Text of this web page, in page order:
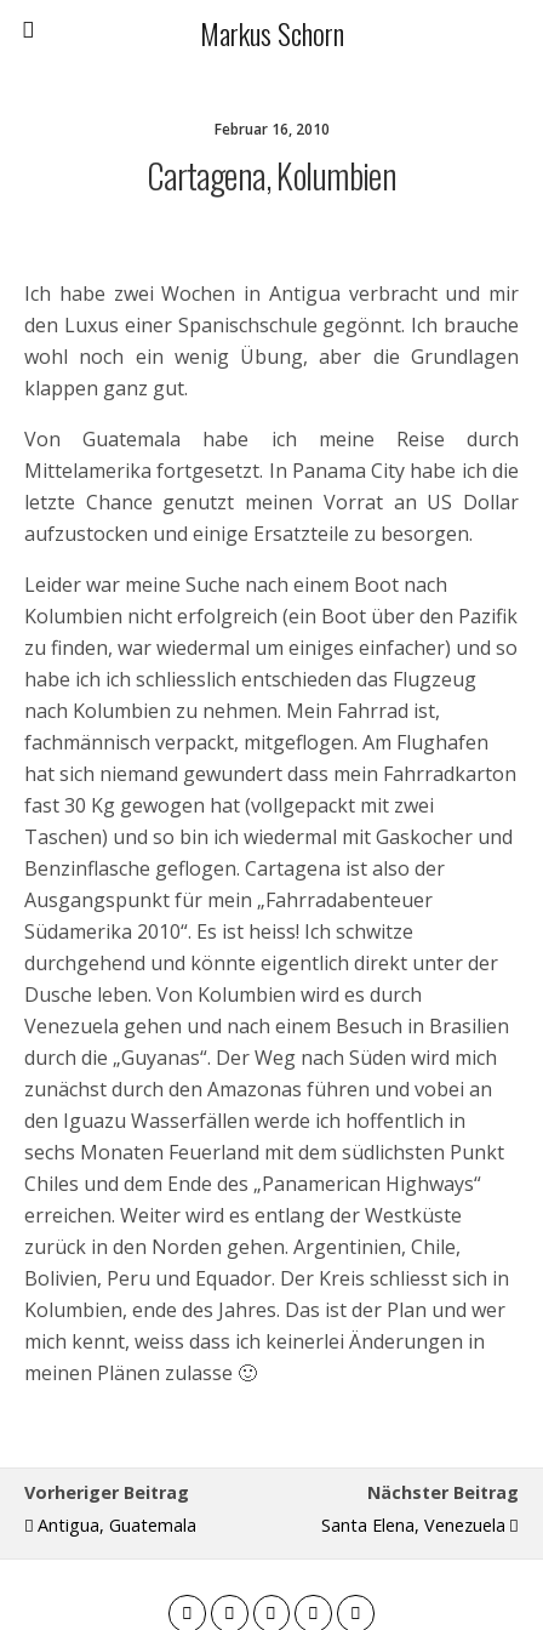
Markus Schorn
Februar 16, 2010
Cartagena, Kolumbien
Ich habe zwei Wochen in Antigua verbracht und mir
den Luxus einer Spanischschule gegönnt. Ich brauche
wohl noch ein wenig Übung, aber die Grundlagen
klappen ganz gut.
Von Guatemala habe ich meine Reise durch
Mittelamerika fortgesetzt. In Panama City habe ich die
letzte Chance genutzt meinen Vorrat an US Dollar
aufzustocken und einige Ersatzteile zu besorgen.
Leider war meine Suche nach einem Boot nach
Kolumbien nicht erfolgreich (ein Boot über den Pazifik
zu finden, war wiedermal um einiges einfacher) und so
habe ich ich schliesslich entschieden das Flugzeug
nach Kolumbien zu nehmen. Mein Fahrrad ist,
fachmännisch verpackt, mitgeflogen. Am Flughafen
hat sich niemand gewundert dass mein Fahrradkarton
fast 30 Kg gewogen hat (vollgepackt mit zwei
Taschen) und so bin ich wiedermal mit Gaskocher und
Benzinflasche geflogen. Cartagena ist also der
Ausgangspunkt für mein „Fahrradabenteuer
Südamerika 2010“. Es ist heiss! Ich schwitze
durchgehend und könnte eigentlich direkt unter der
Dusche leben. Von Kolumbien wird es durch
Venezuela gehen und nach einem Besuch in Brasilien
durch die „Guyanas“. Der Weg nach Süden wird mich
zunächst durch den Amazonas führen und vobei an
den Iguazu Wasserfällen werde ich hoffentlich in
sechs Monaten Feuerland mit dem südlichsten Punkt
Chiles und dem Ende des „Panamerican Highways“
erreichen. Weiter wird es entlang der Westküste
zurück in den Norden gehen. Argentinien, Chile,
Bolivien, Peru und Equador. Der Kreis schliesst sich in
Kolumbien, ende des Jahres. Das ist der Plan und wer
mich kennt, weiss dass ich keinerlei Änderungen in
meinen Plänen zulasse 🙂
Vorheriger Beitrag
Antigua, Guatemala
Nächster Beitrag
Santa Elena, Venezuela